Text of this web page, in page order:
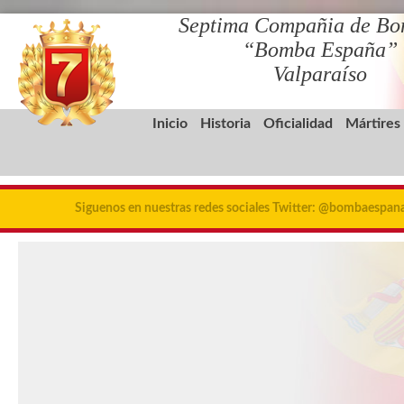
Septima Compañia de
“Bomba España”
Valparaíso
Inicio Historia Oficialidad Mártires
Siguenos en nuestras redes sociales Twitter: